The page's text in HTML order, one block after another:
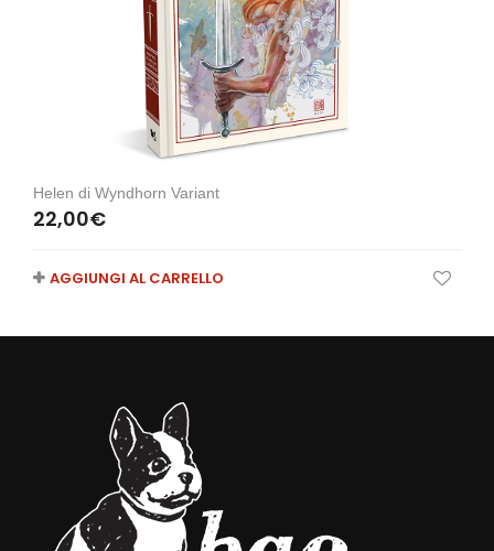
Helen di Wyndhorn Variant
22,00€
AGGIUNGI AL CARRELLO